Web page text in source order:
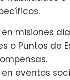
misiones
o Puntos de
eventos